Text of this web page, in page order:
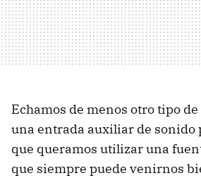
Echamos de menos otro tipo
una entrada auxiliar de sonido
que queramos utilizar una
que siempre puede venirnos